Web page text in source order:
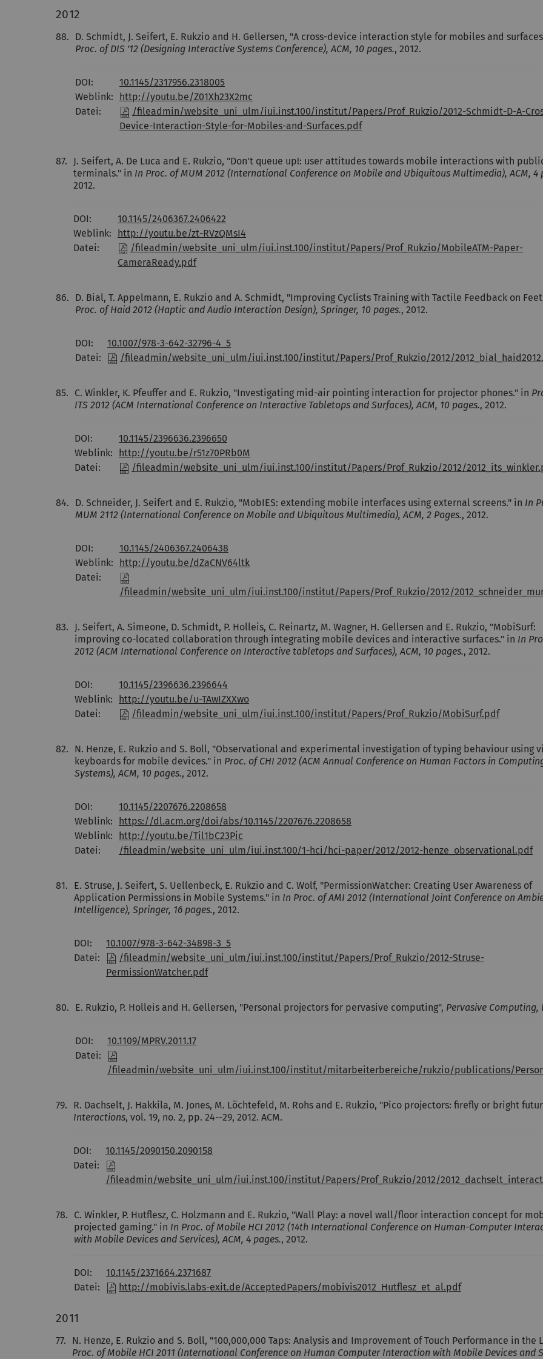
2012
88. D. Schmidt, J. Seifert, E. Rukzio and H. Gellersen, "A cross-device interaction style for mobiles and
Proc. of DIS '12 (Designing Interactive Systems Conference), ACM, 10 pages., 2012.
DOI:
10.1145/2317956.2318005
Weblink:
http://youtu.be/Z01Xh23X2mc
Datei:
/fileadmin/website_uni_ulm/iui.inst.100/institut/Papers/Prof_Rukzio/2012-Schmidt-D-A-
Device-Interaction-Style-for-Mobiles-and-Surfaces.pdf
87.
J. Seifert, A. De Luca and E. Rukzio, "Don't queue up!: user attitudes towards mobile interactions with
terminals." in In Proc. of MUM 2012 (International Conference on Mobile and Ubiquitous Multimedia), ACM, 4
2012.
DOI:
10.1145/2406367.2406422
Weblink:
http://youtu.be/zt-RVzQMsI4
Datei:
/fileadmin/website_uni_ulm/iui.inst.100/institut/Papers/Prof_Rukzio/MobileATM-Paper-
CameraReady.pdf
86. D. Bial, T. Appelmann, E. Rukzio and A. Schmidt, "Improving Cyclists Training with Tactile Feedback on
Proc. of Haid 2012 (Haptic and Audio Interaction Design), Springer, 10 pages., 2012.
DOI:
10.1007/978-3-642-32796-4_5
Datei:
/fileadmin/website_uni_ulm/iui.inst.100/institut/Papers/Prof_Rukzio/2012/
85. C. Winkler, K. Pfeuffer and E. Rukzio, "Investigating mid-air pointing interaction for projector phones." in
ITS 2012 (ACM International Conference on Interactive Tabletops and Surfaces), ACM, 10 pages., 2012.
DOI:
10.1145/2396636.2396650
Weblink:
http://youtu.be/r51z70PRb0M
Datei:
/fileadmin/website_uni_ulm/iui.inst.100/institut/Papers/Prof_Rukzio/2012/
84. D. Schneider, J. Seifert and E. Rukzio, "MobIES: extending mobile interfaces using external screens." in In
MUM 2112 (International Conference on Mobile and Ubiquitous Multimedia), ACM, 2 Pages., 2012.
DOI:
10.1145/2406367.2406438
Weblink:
http://youtu.be/dZaCNV64ltk
Datei:
/fileadmin/website_uni_ulm/iui.inst.100/institut/Papers/Prof_Rukzio/2012/
83.
J. Seifert, A. Simeone, D. Schmidt, P. Holleis, C. Reinartz, M. Wagner, H. Gellersen and E. Rukzio, "MobiSurf:
improving co-located collaboration through integrating mobile devices and interactive surfaces." in In
2012 (ACM International Conference on Interactive tabletops and Surfaces), ACM, 10 pages., 2012.
DOI:
10.1145/2396636.2396644
Weblink:
http://youtu.be/u-TAwIZXXwo
Datei:
/fileadmin/website_uni_ulm/iui.inst.100/institut/Papers/Prof_Rukzio/MobiSurf.pdf
82.
N. Henze, E. Rukzio and S. Boll, "Observational and experimental investigation of typing behaviour using
keyboards for mobile devices." in Proc. of CHI 2012 (ACM Annual Conference on Human Factors in
Systems), ACM, 10 pages., 2012.
DOI:
10.1145/2207676.2208658
Weblink:
https://dl.acm.org/doi/abs/10.1145/2207676.2208658
Weblink:
http://youtu.be/Til1bC23Pic
Datei:
/fileadmin/website_uni_ulm/iui.inst.100/1-hci/hci-paper/2012/2012-henze_observational.pdf
81.
E. Struse, J. Seifert, S. Uellenbeck, E. Rukzio and C. Wolf, "PermissionWatcher: Creating User Awareness of
Application Permissions in Mobile Systems." in In Proc. of AMI 2012 (International Joint Conference on
Intelligence), Springer, 16 pages., 2012.
DOI:
10.1007/978-3-642-34898-3_5
Datei:
/fileadmin/website_uni_ulm/iui.inst.100/institut/Papers/Prof_Rukzio/2012-Struse-
PermissionWatcher.pdf
80. E. Rukzio, P. Holleis and H. Gellersen, "Personal projectors for pervasive computing", Pervasive Computing,
DOI:
10.1109/MPRV.2011.17
Datei:
/fileadmin/website_uni_ulm/iui.inst.100/institut/mitarbeiterbereiche/rukzio/publications/
79. R. Dachselt, J. Hakkila, M. Jones, M. Löchtefeld, M. Rohs and E. Rukzio, "Pico projectors: firefly or bright
Interactions, vol. 19, no. 2, pp. 24--29, 2012. ACM.
DOI:
10.1145/2090150.2090158
Datei:
/fileadmin/website_uni_ulm/iui.inst.100/institut/Papers/Prof_Rukzio/2012/
78.
C. Winkler, P. Hutflesz, C. Holzmann and E. Rukzio, "Wall Play: a novel wall/floor interaction concept for
projected gaming." in In Proc. of Mobile HCI 2012 (14th International Conference on Human-Computer
with Mobile Devices and Services), ACM, 4 pages., 2012.
DOI:
10.1145/2371664.2371687
Datei:
http://mobivis.labs-exit.de/AcceptedPapers/mobivis2012_Hutflesz_et_al.pdf
2011
77.
N. Henze, E. Rukzio and S. Boll, "100,000,000 Taps: Analysis and Improvement of Touch Performance in the
Proc. of Mobile HCI 2011 (International Conference on Human Computer Interaction with Mobile Devices and